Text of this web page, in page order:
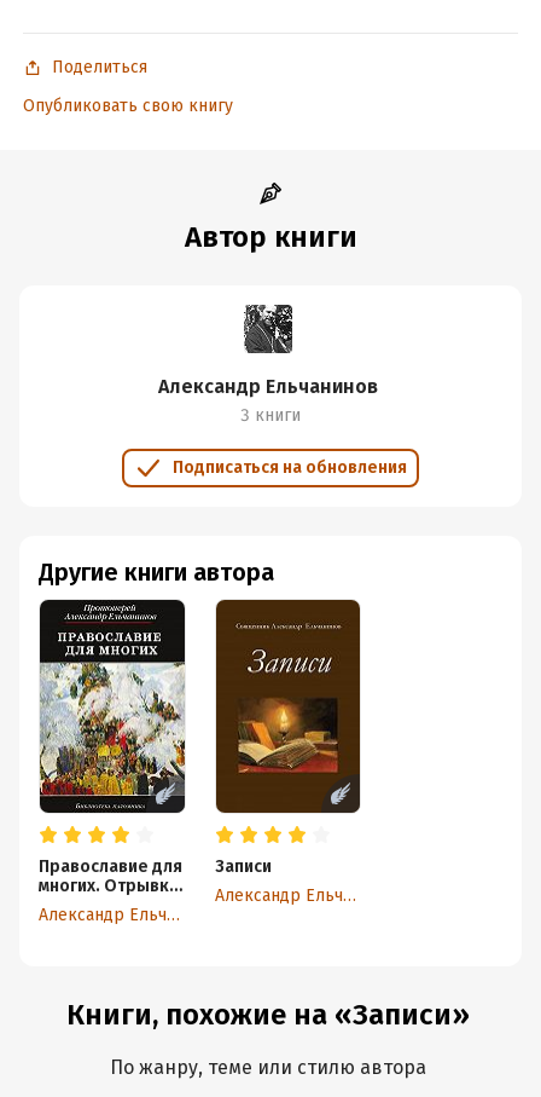
Поделиться
Опубликовать свою книгу
Автор книги
Александр Ельчанинов
3 книги
Подписаться на обновления
Другие книги автора
Православие для
многих. Отрывки
из дневника и
другие записи Александр Ельчанинов
Записи
Александр Ельчанинов
Книги, похожие на «Записи»
По жанру, теме или стилю автора